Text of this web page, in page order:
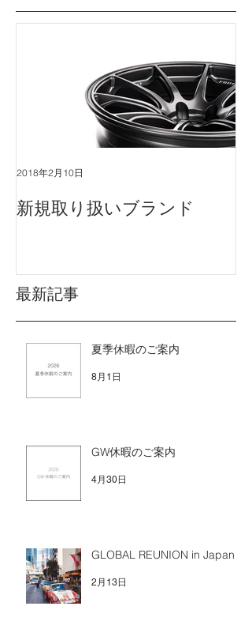
新規取り扱いブランド
2018年2月10日
最新記事
夏季休暇のご案内
8月1日
GW休暇のご案内
4月30日
GLOBAL REUNION in Japan
2月13日